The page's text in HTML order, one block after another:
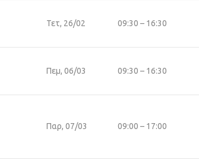
Τετ, 26/02 09:30 – 16:30
Πεμ, 06/03 09:30 – 16:30
Παρ, 07/03 09:00 – 17:00